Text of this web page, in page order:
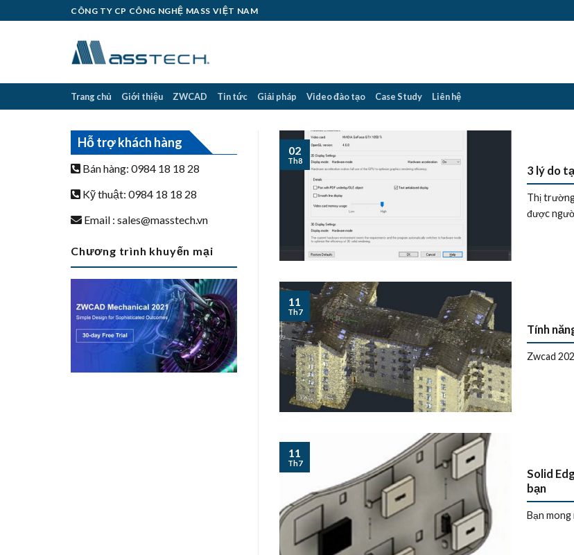
to
CÔNG TY CP CÔNG NGHỆ MASS VIỆT NAM
Trang chủ Giới thiệu ZWCAD Tin tức Giải pháp Video đào tạo Case Study Liên hệ
Hỗ trợ khách hàng
Bán hàng: 0984 18 18 28
Kỹ thuật: 0984 18 18 28
Email : sales@masstech.vn
Chương trình khuyến mại
3 lý do
Thị
được
02
Th8
Tính
Zwcad
11
Th7
Solid
bạn
Bạn mong
11
Th7